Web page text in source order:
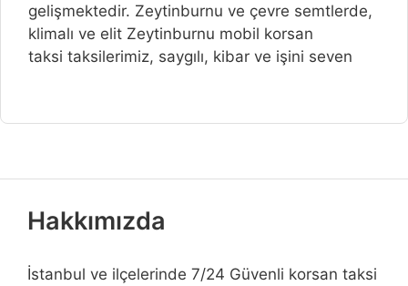
gelişmektedir. Zeytinburnu ve çevre semtlerde,
klimalı ve elit Zeytinburnu mobil korsan
taksi taksilerimiz, saygılı, kibar ve işini seven
Hakkımızda
İstanbul ve ilçelerinde 7/24 Güvenli korsan taksi